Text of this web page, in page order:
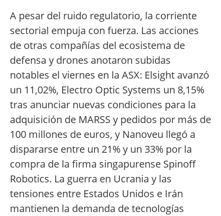
A pesar del ruido regulatorio, la corriente
sectorial empuja con fuerza. Las acciones
de otras compañías del ecosistema de
defensa y drones anotaron subidas
notables el viernes en la ASX: Elsight avanzó
un 11,02%, Electro Optic Systems un 8,15%
tras anunciar nuevas condiciones para la
adquisición de MARSS y pedidos por más de
100 millones de euros, y Nanoveu llegó a
dispararse entre un 21% y un 33% por la
compra de la firma singapurense Spinoff
Robotics. La guerra en Ucrania y las
tensiones entre Estados Unidos e Irán
mantienen la demanda de tecnologías